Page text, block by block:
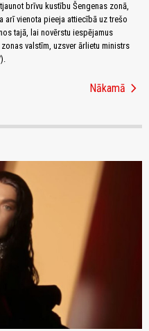
brīvu kustību Šengenas zonā,
arī vienota pieeja attiecībā uz trešo
tajā, lai novērstu iespējamus
valstīm, uzsver ārlietu ministrs
Nākamā chevron_right